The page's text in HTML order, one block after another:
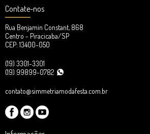
Contate-nos
Rua Benjamin Constant, 868
Centro - Piracicaba/SP
CEP: 13400-050
(19) 3301-3301
(19) 99899-0782
contato@simmetriamodafesta.com.br